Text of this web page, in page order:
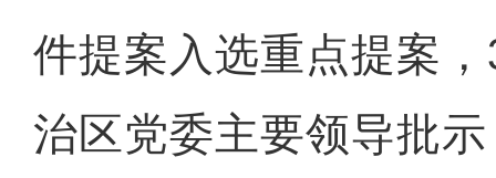
件提案入选重点提案
治区党委主要领导批